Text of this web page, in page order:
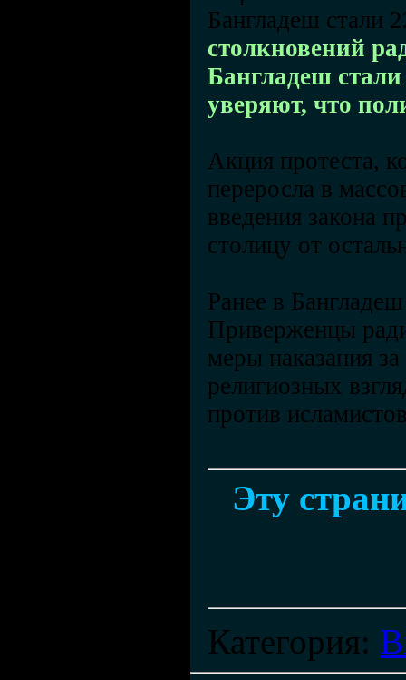
Бангладеш стали
столкновений
Бангладеш
уверяют, что
Акция протеста,
переросла в
введения закона
столицу от
Ранее в
Приверженцы
меры наказания
религиозных
против
Эту
Категория: